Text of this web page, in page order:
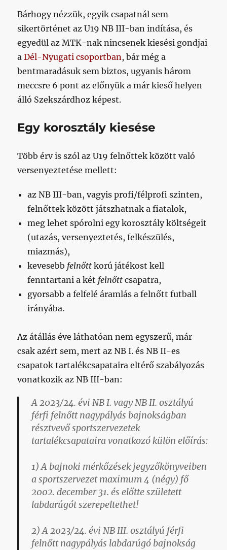
Bárhogy nézzük, egyik csapatnál sem
sikertörténet az U19 NB III-ban indítása, és
egyedül az MTK-nak nincsenek kiesési gondjai
aDél-Nyugati csoportban , bár még a
bentmaradásuk sem biztos, ugyanis három
meccsre 6 pont az előnyük a már kieső helyen
álló Szekszárdhoz képest.
Egy korosztály kiesése
Több érv is szól az U19 felnőttek között való
versenyeztetése mellett:
az NB III-ban, vagyis profi/félprofi szinten,
felnőttek között játszhatnak a fiatalok,
meg lehet spórolni egy korosztály költségeit
(utazás, versenyeztetés, felkészülés,
miazmás),
kevesebb felnőtt korú játékost kell
fenntartani a két felnőtt csapatra,
gyorsabb a felfelé áramlás a felnőtt futball
irányába.
Az átállás éve láthatóan nem egyszerű, már
csak azért sem, mert az NB I. és NB II-es
csapatok tartalékcsapataira eltérő szabályozás
vonatkozik az NB III-ban:
A 2023/24. évi NB I. vagy NB II. osztályú
férfi felnőtt nagypályás bajnokságban
résztvevő sportszervezetek
tartalékcsapataira vonatkozó külön előírás:
1) A bajnoki mérkőzések jegyzőkönyveiben
a sportszervezet maximum 4 (négy) fő
2002. december 31. és előtte született
labdarúgót szerepeltethet!
2) A 2023/24. évi NB III. osztályú férfi
felnőtt nagypályás labdarúgó bajnokság